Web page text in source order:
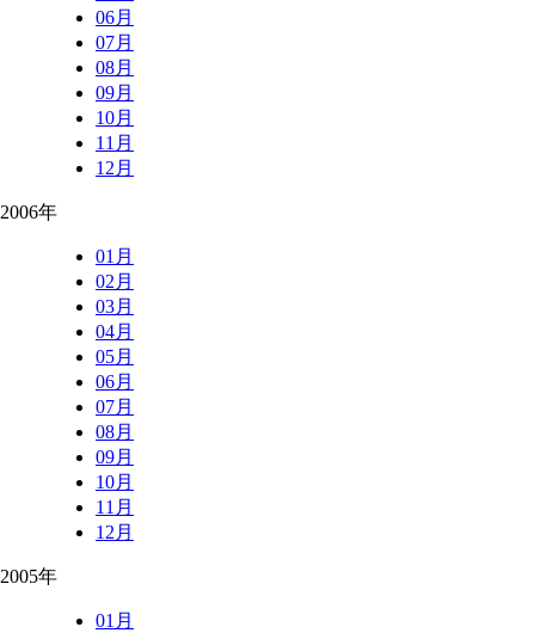
06月
07月
08月
09月
10月
11月
12月
2006年
01月
02月
03月
04月
05月
06月
07月
08月
09月
10月
11月
12月
2005年
01月